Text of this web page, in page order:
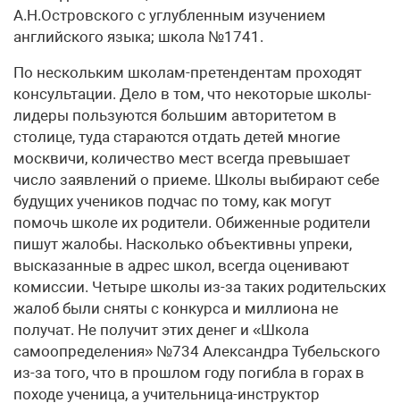
А.Н.Островского с углубленным изучением
английского языка; школа №1741.
По нескольким школам-претендентам проходят
консультации. Дело в том, что некоторые школы-
лидеры пользуются большим авторитетом в
столице, туда стараются отдать детей многие
москвичи, количество мест всегда превышает
число заявлений о приеме. Школы выбирают себе
будущих учеников подчас по тому, как могут
помочь школе их родители. Обиженные родители
пишут жалобы. Насколько объективны упреки,
высказанные в адрес школ, всегда оценивают
комиссии. Четыре школы из-за таких родительских
жалоб были сняты с конкурса и миллиона не
получат. Не получит этих денег и «Школа
самоопределения» №734 Александра Тубельского
из-за того, что в прошлом году погибла в горах в
походе ученица, а учительница-инструктор